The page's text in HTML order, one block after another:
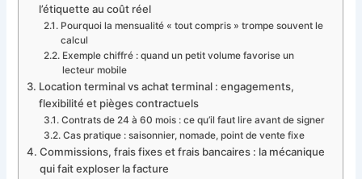
l’étiquette au coût réel
Pourquoi la mensualité « tout compris » trompe souvent le
calcul
Exemple chiffré : quand un petit volume favorise un
lecteur mobile
Location terminal vs achat terminal : engagements,
flexibilité et pièges contractuels
Contrats de 24 à 60 mois : ce qu’il faut lire avant de signer
Cas pratique : saisonnier, nomade, point de vente fixe
Commissions, frais fixes et frais bancaires : la mécanique
qui fait exploser la facture